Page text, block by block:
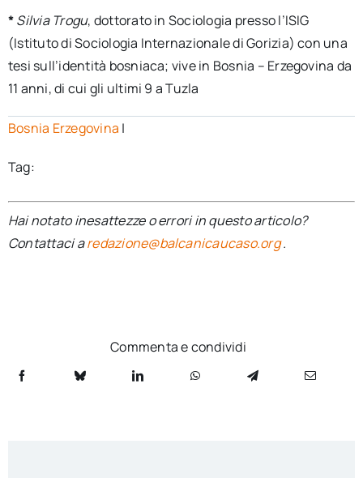
*Silvia Trogu, dottorato in Sociologia presso l’ISIG
(Istituto di Sociologia Internazionale di Gorizia) con una
tesi sull’identità bosniaca; vive in Bosnia – Erzegovina da
11 anni, di cui gli ultimi 9 a Tuzla
Bosnia Erzegovina |
Tag:
Hai notato inesattezze o errori in questo articolo?
Contattaci aredazione@balcanicaucaso.org.
Commenta e condividi